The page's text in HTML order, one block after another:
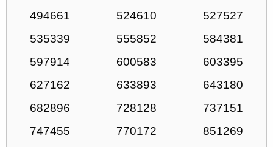
494661
524610
527527
535339
555852
584381
597914
600583
603395
627162
633893
643180
682896
728128
737151
747455
770172
851269